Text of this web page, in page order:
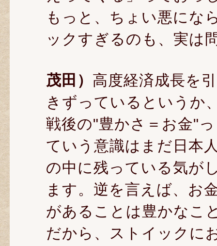
もっと、ちょい悪にな
ックすぎるのも、実は
茂田） 高度経済成長を引
きずっているというか
戦後の"豊かさ＝お金"っ
ていう意識はまだ日本
の中に残っている気が
ます。逆を言えば、お
があることは豊かなこ
だから、ストイックに